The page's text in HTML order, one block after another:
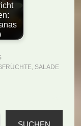
, SALADE
SUCHEN